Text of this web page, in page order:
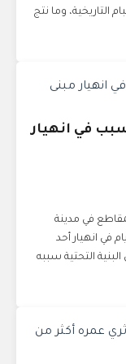
التاريخية، وما نتج
في انهيار
في مدينة
انهيار أحد
التحتية سببه